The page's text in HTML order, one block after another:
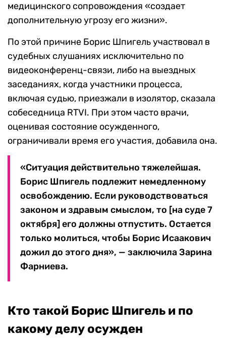
медицинского сопровождения «создает
дополнительную угрозу его жизни».
По этой причине Борис Шпигель участвовал в
судебных слушаниях исключительно по
видеоконференц-связи, либо на выездных
заседаниях, когда участники процесса,
включая судью, приезжали в изолятор, сказала
собеседница RTVI. При этом часто врачи,
оценивая состояние осужденного,
ограничивали время его участия, добавила она.
«Ситуация действительно тяжелейшая.
Борис Шпигель подлежит немедленному
освобождению. Если руководствоваться
законом и здравым смыслом, то [на суде 7
октября] его должны отпустить. Остается
только молиться, чтобы Борис Исаакович
дожил до этого дня», — заключила Зарина
Фарниева.
Кто такой Борис Шпигель и по
какому делу осужден